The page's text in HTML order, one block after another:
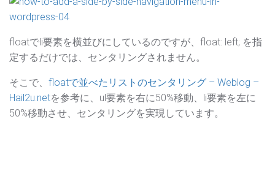
floatでli要素を横並びにしているのですが、float: left; を指
定するだけでは、センタリングされません。
そこで、 floatで並べたリストのセンタリング – Weblog –
Hail2u.netを参考に、ul要素を右に50%移動、li要素を左に
50%移動させ、センタリングを実現しています。